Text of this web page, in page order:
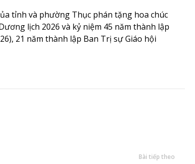
tỉnh và phường Thục phán tặng hoa chúc
lịch 2026 và kỷ niệm 45 năm thành lập
21 năm thành lập Ban Trị sự Giáo hội
Bài tiếp theo